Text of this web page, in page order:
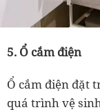
5. Ổ cắm điện
Ổ cắm điện đặt
quá trình vệ